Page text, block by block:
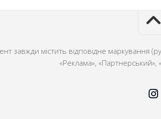
завжди містить відповідне маркування
«Реклама», «Партнерський»,